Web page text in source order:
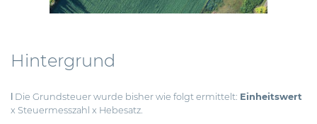
Hintergrund
ǀ Die Grundsteuer wurde bisher wie folgt ermittelt: Einheitswert
x Steuermesszahl x Hebesatz.